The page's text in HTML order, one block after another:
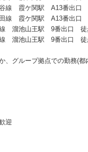
谷線 霞ケ関駅 A13番出口
田線 霞ケ関駅 A13番出口
線 溜池山王駅 9番出口 徒
線 溜池山王駅 9番出口 徒
、グループ拠点での勤務(都
迎